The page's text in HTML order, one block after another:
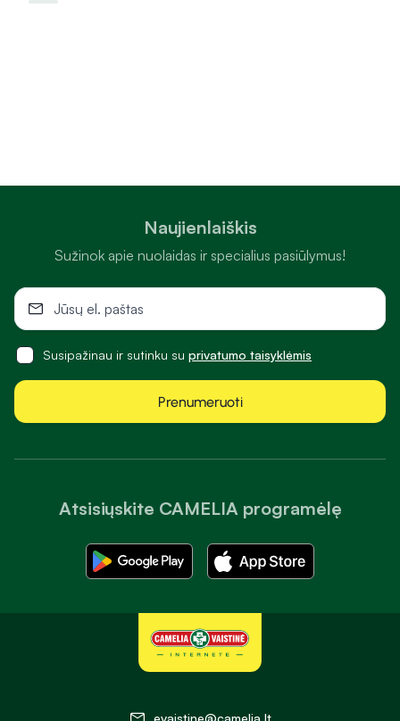
Atsisiųskite CAMELIA programėlę
Naujienlaiškis
Sužinok apie nuolaidas ir specialius pasiūlymus!
Susipažinau ir sutinku su privatumo taisyklėmis
Prenumeruoti
evaistine@camelia.lt